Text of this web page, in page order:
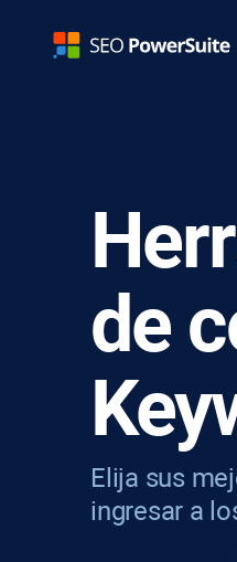
de
Elija sus
ingresar a